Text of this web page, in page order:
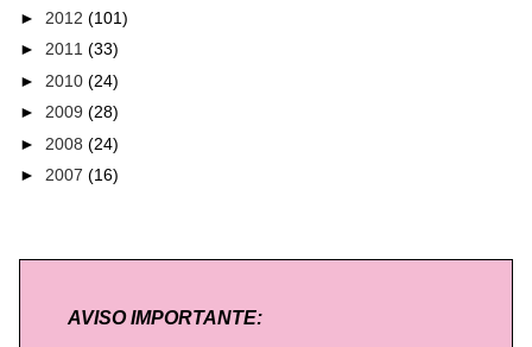
► 2012 (101)
► 2011 (33)
► 2010 (24)
► 2009 (28)
► 2008 (24)
► 2007 (16)
AVISO IMPORTANTE: